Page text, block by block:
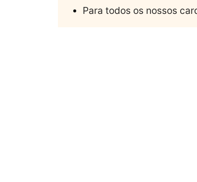
Para todos os nossos